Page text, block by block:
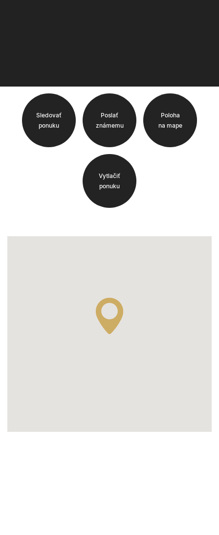
Sledovať
ponuku
Poslať
známemu
Poloha
na mape
Vytlačiť
ponuku